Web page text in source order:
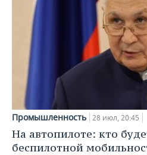
Промышленность 28 июл, 20:45
На автопилоте: кто
беспилотной